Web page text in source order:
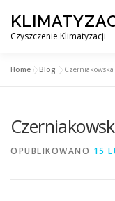
treściCzyszczenie Klimatyzacji
OBSŁUGIWANE
Home »Blog »Czerniakowska
OPUBLIKOWANO 15